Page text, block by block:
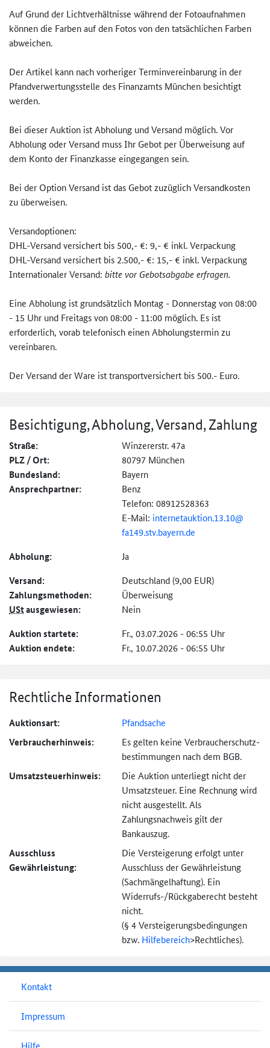
Auf Grund der Lichtverhältnisse während der Fotoaufnahmen
können die Farben auf den Fotos von den tatsächlichen Farben
abweichen.
Der Artikel kann nach vorheriger Terminvereinbarung in der
Pfandverwertungsstelle des Finanzamts München besichtigt
werden.
Bei dieser Auktion ist Abholung und Versand möglich. Vor
Abholung oder Versand muss Ihr Gebot per Überweisung auf
dem Konto der Finanzkasse eingegangen sein.
Bei der Option Versand ist das Gebot zuzüglich Versandkosten
zu überweisen.
Versandoptionen:
DHL-Versand versichert bis 500,- €: 9,- € inkl. Verpackung
DHL-Versand versichert bis 2.500,- €: 15,- € inkl. Verpackung
Internationaler Versand: bitte vor Gebotsabgabe erfragen.
Eine Abholung ist grundsätzlich Montag - Donnerstag von 08:00
- 15 Uhr und Freitags von 08:00 - 11:00 möglich. Es ist
erforderlich, vorab telefonisch einen Abholungstermin zu
vereinbaren.
Der Versand der Ware ist transportversichert bis 500.- Euro.
Besichtigung, Abholung, Versand, Zahlung
Straße: Winzererstr. 47a
PLZ / Ort: 80797 München
Bundesland: Bayern
Ansprechpartner:
Benz
Telefon: 08912528363
E-Mail: internetauktion.13.10@
fa149.stv.bayern.de
Abholung: Ja
Versand: Deutschland (9,00 EUR)
Zahlungs­methoden: Überweisung
UStausgewiesen: Nein
Auktion startete: Fr., 03.07.2026 - 06:55 Uhr
Auktion endete: Fr., 10.07.2026 - 06:55 Uhr
Rechtliche Informationen
Auktionsart: Pfandsache
Verbraucher­hinweis:
Es gelten keine Verbraucher­schutz­
bestimmungen nach dem BGB.
Umsatzsteuer­hinweis:
Die Auktion unterliegt nicht der
Umsatzsteuer. Eine Rechnung wird
nicht ausgestellt. Als
Zahlungsnachweis gilt der
Bankauszug.
Ausschluss
Gewährleistung:
Die Versteigerung erfolgt unter
Ausschluss der Gewährleistung
(Sachmängel­haftung). Ein
Widerrufs-/Rückgaberecht besteht
nicht.
(§ 4 Versteigerungs­bedingungen
bzw. Hilfebereich>Rechtliches).
Kontakt
Impressum